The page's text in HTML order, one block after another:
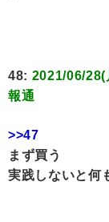
48: 2021/06/28(
報通
>>47
まず買う
実践しないと何